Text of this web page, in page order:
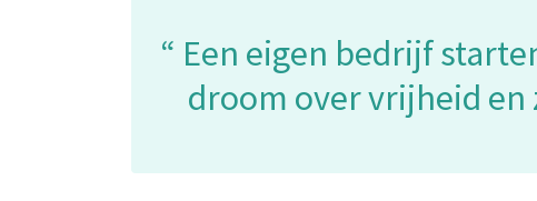
Een eigen bedrijf
droom over vrijheid